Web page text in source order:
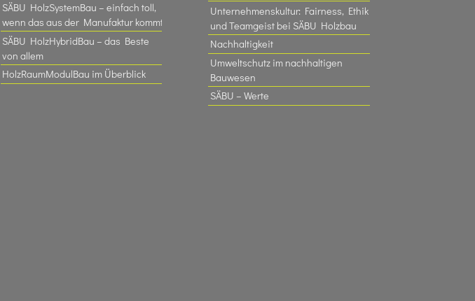
SÄBU HolzSystemBau – einfach toll,
wenn das aus der Manufaktur kommt
SÄBU HolzHybridBau – das Beste
von allem
HolzRaumModulBau im Überblick
Unternehmenskultur: Fairness, Ethik
und Teamgeist bei SÄBU Holzbau​
Nachhaltigkeit
Umweltschutz im nachhaltigen
Bauwesen
SÄBU – Werte